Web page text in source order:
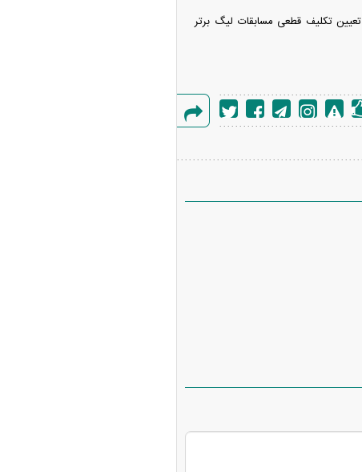
تکلیف قطعی مسابقات لیگ برتر
گزارش
کرد